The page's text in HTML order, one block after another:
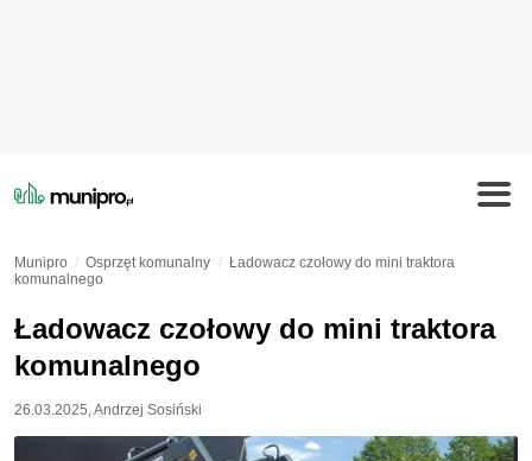
Munipro Osprzęt komunalny
Ładowacz czołowy do mini traktora
komunalnego
Ładowacz czołowy do mini traktora
komunalnego
26.03.2025,Andrzej Sosiński